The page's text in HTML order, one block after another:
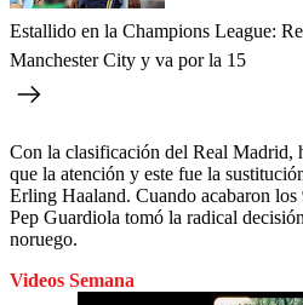
Estallido en la Champions League:
Manchester City y va por la 15
Con la clasificación del Real Madrid,
que la atención y este fue la
Erling Haaland. Cuando acabaron
Pep Guardiola tomó la radical
noruego.
Videos Semana